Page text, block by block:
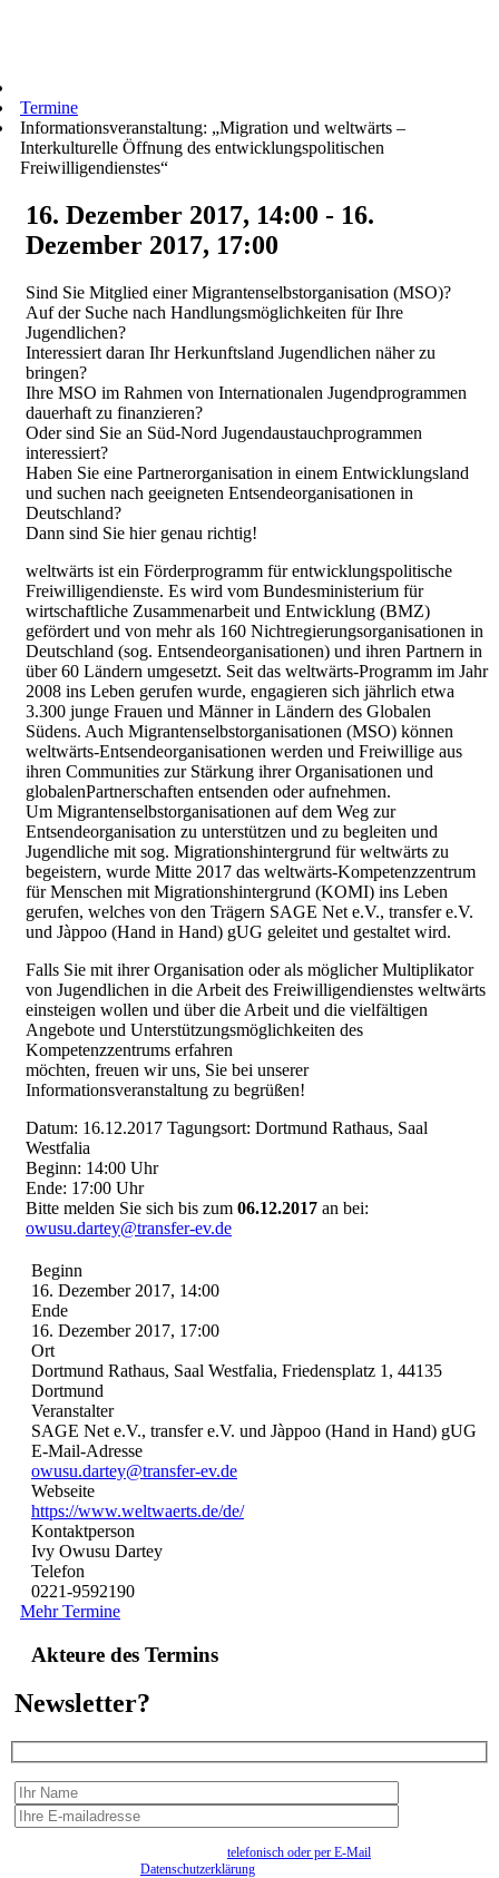
Termine
Informationsveranstaltung: „Migration und weltwärts –
Interkulturelle Öffnung des entwicklungspolitischen
Freiwilligendienstes“
16. Dezember 2017, 14:00 - 16.
Dezember 2017, 17:00
Sind Sie Mitglied einer Migrantenselbstorganisation (MSO)?
Auf der Suche nach Handlungsmöglichkeiten für Ihre
Jugendlichen?
Interessiert daran Ihr Herkunftsland Jugendlichen näher zu
bringen?
Ihre MSO im Rahmen von Internationalen Jugendprogrammen
dauerhaft zu finanzieren?
Oder sind Sie an Süd-Nord Jugendaustauchprogrammen
interessiert?
Haben Sie eine Partnerorganisation in einem Entwicklungsland
und suchen nach geeigneten Entsendeorganisationen in
Deutschland?
Dann sind Sie hier genau richtig!
weltwärts ist ein Förderprogramm für entwicklungspolitische
Freiwilligendienste. Es wird vom Bundesministerium für
wirtschaftliche Zusammenarbeit und Entwicklung (BMZ)
gefördert und von mehr als 160 Nichtregierungsorganisationen in
Deutschland (sog. Entsendeorganisationen) und ihren Partnern in
über 60 Ländern umgesetzt. Seit das weltwärts-Programm im Jahr
2008 ins Leben gerufen wurde, engagieren sich jährlich etwa
3.300 junge Frauen und Männer in Ländern des Globalen
Südens. Auch Migrantenselbstorganisationen (MSO) können
weltwärts-Entsendeorganisationen werden und Freiwillige aus
ihren Communities zur Stärkung ihrer Organisationen und
globalenPartnerschaften entsenden oder aufnehmen.
Um Migrantenselbstorganisationen auf dem Weg zur
Entsendeorganisation zu unterstützen und zu begleiten und
Jugendliche mit sog. Migrationshintergrund für weltwärts zu
begeistern, wurde Mitte 2017 das weltwärts-Kompetenzzentrum
für Menschen mit Migrationshintergrund (KOMI) ins Leben
gerufen, welches von den Trägern SAGE Net e.V., transfer e.V.
und Jàppoo (Hand in Hand) gUG geleitet und gestaltet wird.
Falls Sie mit ihrer Organisation oder als möglicher Multiplikator
von Jugendlichen in die Arbeit des Freiwilligendienstes weltwärts
einsteigen wollen und über die Arbeit und die vielfältigen
Angebote und Unterstützungsmöglichkeiten des
Kompetenzzentrums erfahren
möchten, freuen wir uns, Sie bei unserer
Informationsveranstaltung zu begrüßen!
Datum: 16.12.2017 Tagungsort: Dortmund Rathaus, Saal
Westfalia
Beginn: 14:00 Uhr
Ende: 17:00 Uhr
Bitte melden Sie sich bis zum 06.12.2017 an bei:
owusu.dartey@transfer-ev.de
Beginn
16. Dezember 2017, 14:00
Ende
16. Dezember 2017, 17:00
Ort
Dortmund Rathaus, Saal Westfalia, Friedensplatz 1, 44135
Dortmund
Veranstalter
SAGE Net e.V., transfer e.V. und Jàppoo (Hand in Hand) gUG
E-Mail-Adresse
owusu.dartey@transfer-ev.de
Webseite
https://www.weltwaerts.de/de/
Kontaktperson
Ivy Owusu Dartey
Telefon
0221-9592190
Mehr Termine
Akteure des Termins
Newsletter?
telefonisch oder per E-Mail
Datenschutzerklärung